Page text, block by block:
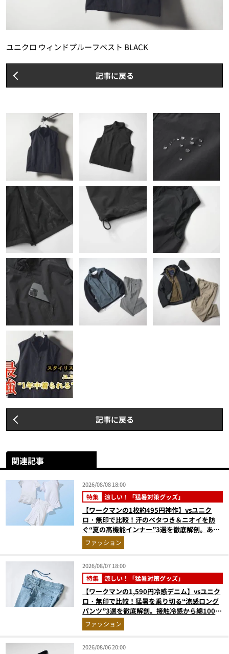
ユニクロ ウィンドプルーフベスト BLACK
記事に戻る
記事に戻る
関連記事
2026/08/08 18:00
特集 涼しい！「猛暑対策グッズ」
【ワークマンの1枚約495円神作】vsユニク
ロ・無印で比較！汗のベタつき＆ニオイを防
ぐ“夏の高機能インナー”3選を徹底解剖。あな
たに最適な1着は？
ファッション
2026/08/07 18:00
特集 涼しい！「猛暑対策グッズ」
【ワークマンの1,590円冷感デニム】vsユニク
ロ・無印で比較！猛暑を乗り切る“涼感ロング
パンツ”3選を徹底解剖。接触冷感から綿100%
まで決定版
ファッション
2026/08/06 20:00